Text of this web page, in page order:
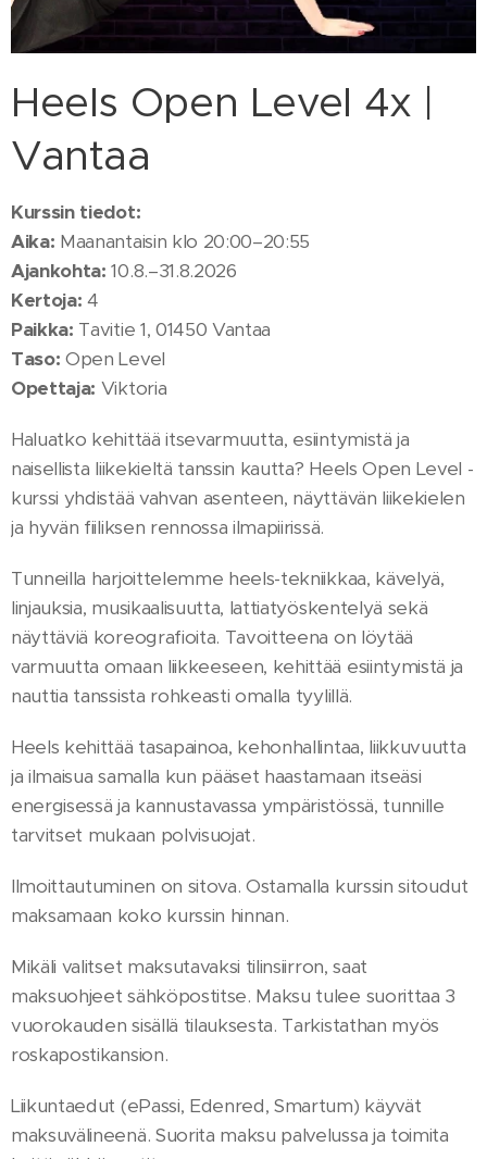
Heels Open Level 4x |
Vantaa
Kurssin tiedot:
Aika: Maanantaisin klo 20:00–20:55
Ajankohta: 10.8.–31.8.2026
Kertoja: 4
Paikka: Tavitie 1, 01450 Vantaa
Taso: Open Level
Opettaja: Viktoria
Haluatko kehittää itsevarmuutta, esiintymistä ja
naisellista liikekieltä tanssin kautta? Heels Open Level -
kurssi yhdistää vahvan asenteen, näyttävän liikekielen
ja hyvän fiiliksen rennossa ilmapiirissä.
Tunneilla harjoittelemme heels-tekniikkaa, kävelyä,
linjauksia, musikaalisuutta, lattiatyöskentelyä sekä
näyttäviä koreografioita. Tavoitteena on löytää
varmuutta omaan liikkeeseen, kehittää esiintymistä ja
nauttia tanssista rohkeasti omalla tyylillä.
Heels kehittää tasapainoa, kehonhallintaa, liikkuvuutta
ja ilmaisua samalla kun pääset haastamaan itseäsi
energisessä ja kannustavassa ympäristössä, tunnille
tarvitset mukaan polvisuojat.
Ilmoittautuminen on sitova. Ostamalla kurssin sitoudut
maksamaan koko kurssin hinnan.
Mikäli valitset maksutavaksi tilinsiirron, saat
maksuohjeet sähköpostitse. Maksu tulee suorittaa 3
vuorokauden sisällä tilauksesta. Tarkistathan myös
roskapostikansion.
Liikuntaedut (ePassi, Edenred, Smartum) käyvät
maksuvälineenä. Suorita maksu palvelussa ja toimita